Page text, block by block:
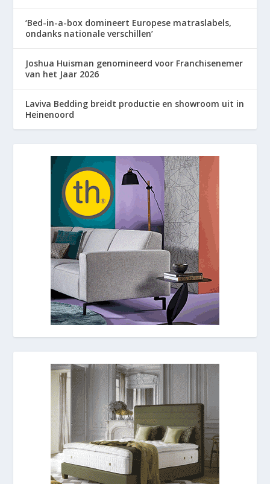
‘Bed-in-a-box domineert Europese matraslabels,
ondanks nationale verschillen’
Joshua Huisman genomineerd voor Franchisenemer
van het Jaar 2026
Laviva Bedding breidt productie en showroom uit in
Heinenoord